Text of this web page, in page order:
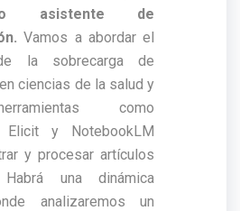
asistente de
Vamos a abordar el
la sobrecarga de
ciencias de la salud y
como
Elicit y NotebookLM
y procesar artículos
una dinámica
analizaremos un